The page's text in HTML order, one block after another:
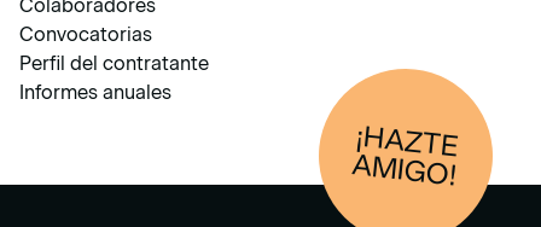
Colaboradores
Convocatorias
Perfil del contratante
Informes anuales
¡HAZTE
AM
IGO!